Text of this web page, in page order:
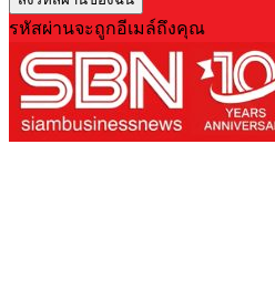
รหัสผ่านจะถูกอีเมล์ถึงคุณ